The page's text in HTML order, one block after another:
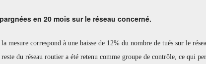
en 20 mois sur le réseau concerné.
mesure correspond à une baisse de 12% du nombre de tués sur le
du réseau routier a été retenu comme groupe de contrôle, ce qui